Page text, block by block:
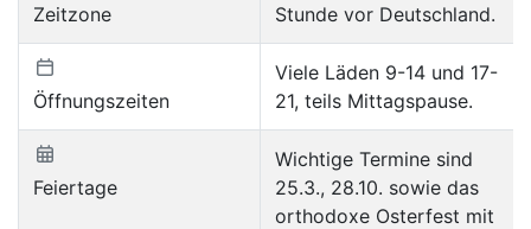
Zeitzone
Stunde vor Deutschland.
Öffnungszeiten
Viele Läden 9-14 und 17-
21, teils Mittagspause.
Feiertage
Wichtige Termine sind
25.3., 28.10. sowie das
orthodoxe Osterfest mit